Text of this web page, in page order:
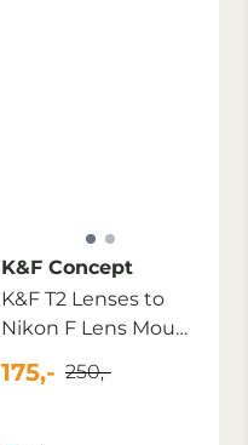
K&F Concept
K&F T2 Lenses to
Nikon F Lens Mount
175,- 250,-